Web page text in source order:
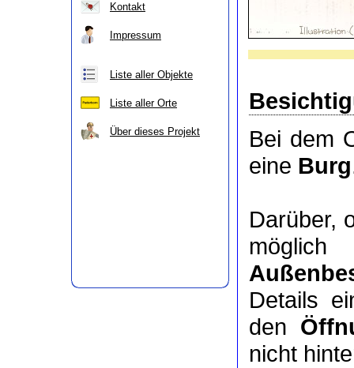
Kontakt
Impressum
Liste aller Objekte
Liste aller Orte
Über dieses Projekt
Bei dem
eine Burg
Darüber,
Details
den
nicht